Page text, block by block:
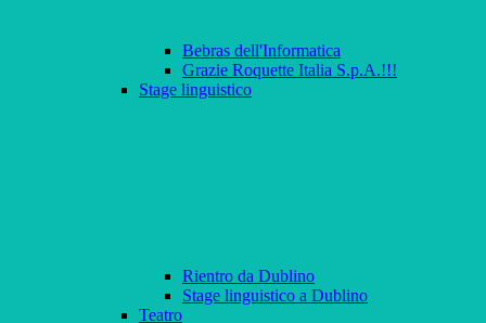
Bebras dell'Informatica
Grazie Roquette Italia S.p.A.!!!
Stage linguistico
Rientro da Dublino
Stage linguistico a Dublino
Teatro